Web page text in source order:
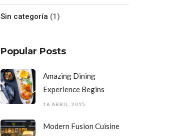
Sin categoría (1)
Popular Posts
Amazing Dining
Experience Begins
16 ABRIL, 2015
Modern Fusion Cuisine